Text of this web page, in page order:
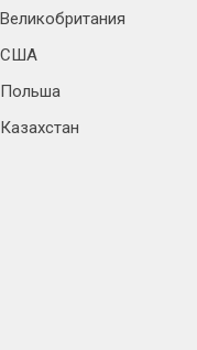
Великобритания
США
Польша
Казахстан